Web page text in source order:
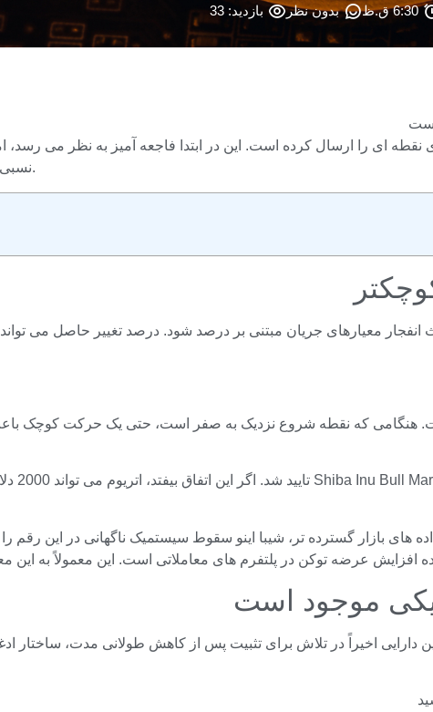
6:30 ق.ظ بدون نظر بازدید: 33
نسبی قابل توجه بین ورودی و خروجی در یک دوره زمانی کوتاه است، نه یک فروپاشی واقعی سرمایه.
هنگامی که نقطه شروع نزدیک به صفر است، حتی یک حرکت کوچک
موجود است